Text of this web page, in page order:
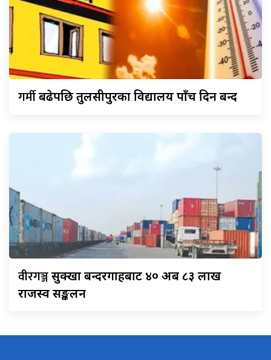
गर्मीबढेपछि तुलसीपुरका विद्यालय पाँच दिन बन्द
वीरगञ्जसुक्खा बन्दरगाहबाट ४० अर्ब ८३ लाख
राजस्व सङ्कलन